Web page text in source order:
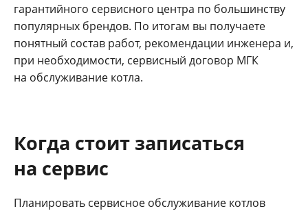
гарантийного сервисного центра по большинству
популярных брендов. По итогам вы получаете
понятный состав работ, рекомендации инженера и,
при необходимости, сервисный договор МГК
на обслуживание котла.
Когда стоит записаться
на сервис
Планировать сервисное обслуживание котлов